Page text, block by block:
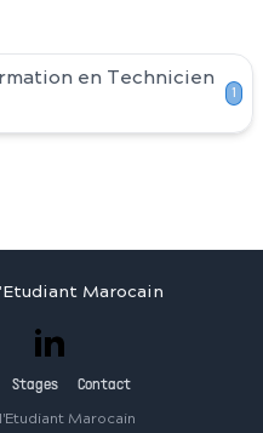
en Technicien
1
Marocain
Stages Contact
Marocain